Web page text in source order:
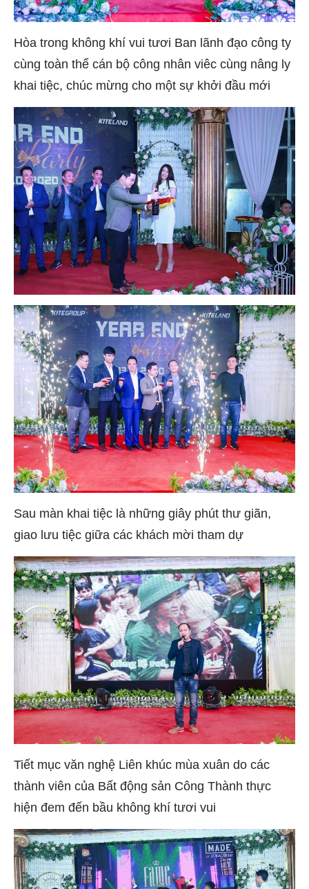
Hòa trong không khí vui tươi Ban lãnh đạo công ty
cùng toàn thể cán bộ công nhân viêc cùng nâng ly
khai tiệc, chúc mừng cho một sự khởi đầu mới
Sau màn khai tiệc là những giây phút thư giãn,
giao lưu tiệc giữa các khách mời tham dự
Tiết mục văn nghệ Liên khúc mùa xuân do các
thành viên của Bất động sản Công Thành thực
hiện đem đến bầu không khí tươi vui